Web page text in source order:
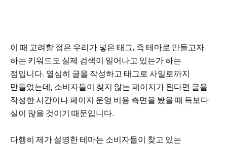
이 때 고려할 점은 우리가 넣은 태그, 즉 테마로 만들고자
하는 키워드도 실제 검색이 일어나고 있는가 하는
점입니다. 열심히 글을 작성하고 태그로 사일로까지
만들었는데, 소비자들이 찾지 않는 페이지가 된다면 글을
작성한 시간이나 페이지 운영 비용 측면을 봤을 때 득보다
실이 많을 것이기 때문입니다.
다행히 제가 설명한 테마는 소비자들이 찾고 있는